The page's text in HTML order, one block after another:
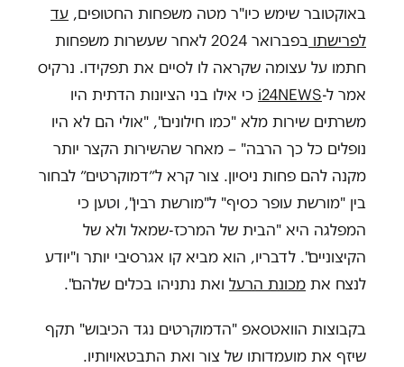
באוקטובר שימש כיו"ר מטה משפחות החטופים, עד
לפרישתו
בפברואר 2024 לאחר שעשרות משפחות
חתמו על עצומה שקראה לו לסיים את תפקידו. נרקיס
אמר ל-i24NEWS כי אילו בני הציונות הדתית היו
משרתים שירות מלא "כמו חילונים", "אולי הם לא היו
נופלים כל כך הרבה" – מאחר שהשירות הקצר יותר
מקנה להם פחות ניסיון. צור קרא ל״דמוקרטים״ לבחור
בין "מורשת עופר כסיף" ל"מורשת רבין", וטען כי
המפלגה היא "הבית של המרכז-שמאל ולא של
הקיצוניים". לדבריו, הוא מביא קו אגרסיבי יותר ו"יודע
לנצח את מכונת הרעל ואת נתניהו בכלים שלהם".
בקבוצות הוואטסאפ "הדמוקרטים נגד הכיבוש" תקף
שיזף את מועמדותו של צור ואת התבטאויותיו.